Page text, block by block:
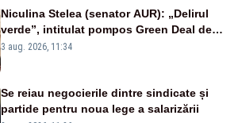
Niculina Stelea (senator AUR): „Delirul
verde”, intitulat pompos Green Deal de
către Bruxelles, este în mare măsură
3 aug. 2026, 11:34
Se reiau negocierile dintre sindicate și
partide pentru noua lege a salarizării